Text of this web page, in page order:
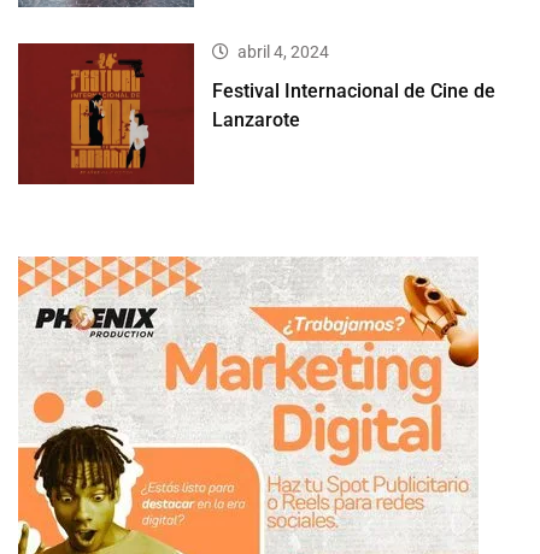
abril 4, 2024
Festival Internacional de Cine de
Lanzarote